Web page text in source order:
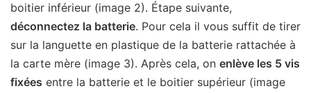
boitier inférieur (image 2). Étape suivante,
déconnectez la batterie. Pour cela il vous suffit de tirer
sur la languette en plastique de la batterie rattachée à
la carte mère (image 3). Après cela, on enlève les 5 vis
fixées entre la batterie et le boitier supérieur (image